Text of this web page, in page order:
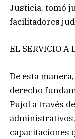
Justicia, tomó
facilitadores
EL SERVICIO A
De esta
derecho
Pujol a través
capacitaciones